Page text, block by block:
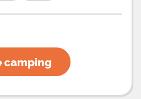
Saint-Michel, 8e
Frehel et ses plages
le GR34 qui invite à
magnifiques ou encore la
camping